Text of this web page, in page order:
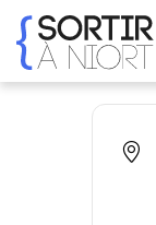
contenu